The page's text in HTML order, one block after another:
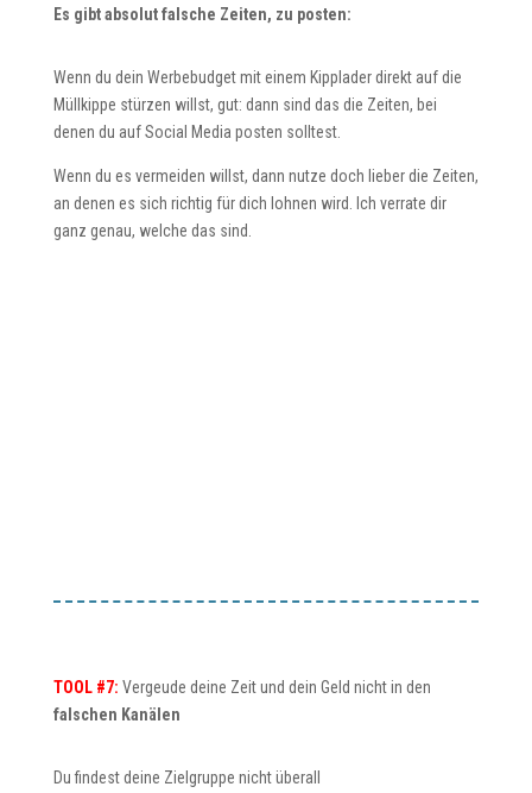
Es gibt absolut falsche Zeiten, zu posten:
Wenn du dein Werbebudget mit einem Kipplader direkt auf die
Müllkippe stürzen willst, gut: dann sind das die Zeiten, bei
denen du auf Social Media posten solltest.
Wenn du es vermeiden willst, dann nutze doch lieber die Zeiten,
an denen es sich richtig für dich lohnen wird. Ich verrate dir
ganz genau, welche das sind.
TOOL #7: Vergeude deine Zeit und dein Geld nicht in den
falschen Kanälen
Du findest deine Zielgruppe nicht überall